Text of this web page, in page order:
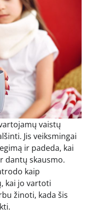
vaistų
Jis veiksmingai
ir padeda, kai
dantų skausmo.
kaip
kai jo vartoti
žinoti, kada šis